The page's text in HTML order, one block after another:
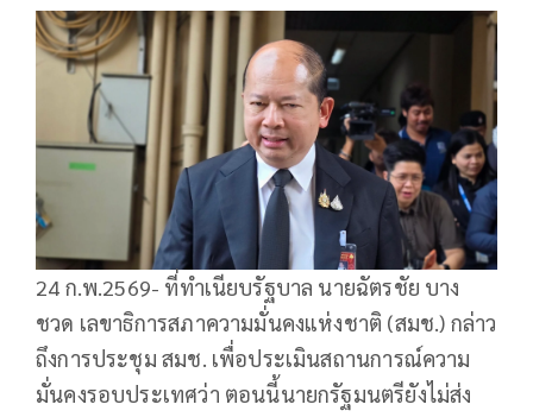
24 ก.พ.2569- ที่ทำเนียบรัฐบาล นายฉัตรชัย บาง
ชวด เลขาธิการสภาความมั่นคงแห่งชาติ (สมช.) กล่าว
ถึงการประชุม สมช. เพื่อประเมินสถานการณ์ความ
มั่นคงรอบประเทศว่า ตอนนี้นายกรัฐมนตรียังไม่ส่ง